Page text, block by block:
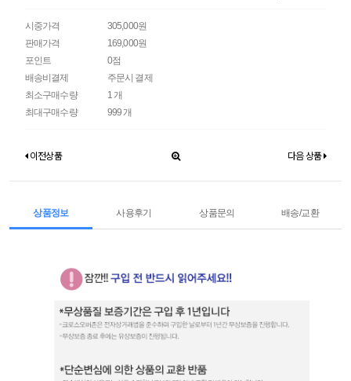
시중가격
305,000원
판매가격
169,000원
포인트
0점
배송비결제
주문시 결제
최소구매수량
1 개
최대구매수량
999 개
이전상품 다음 상품
상품정보 사용후기 상품문의 배송/교환